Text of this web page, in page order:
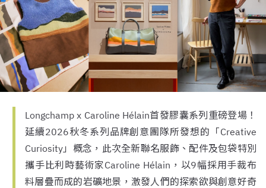
Longchamp x Caroline Hélain首發膠囊系列重磅登場！
延續2026秋冬系列品牌創意團隊所發想的「Creative
Curiosity」概念，此次全新聯名服飾、配件及包袋特別
攜手比利時藝術家Caroline Hélain，以9幅採用手裁布
料層疊而成的岩礦地景，激發人們的探索欲與創意好奇